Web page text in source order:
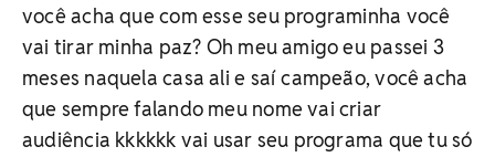
você acha que com esse seu programinha você
vai tirar minha paz? Oh meu amigo eu passei 3
meses naquela casa ali e saí campeão, você acha
que sempre falando meu nome vai criar
audiência kkkkkk vai usar seu programa que tu só